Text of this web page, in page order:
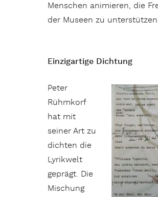
Menschen animieren, die
der Museen zu
Einzigartige Dichtung
Peter
Rühmkorf
hat mit
seiner Art zu
dichten die
Lyrikwelt
geprägt. Die
Mischung